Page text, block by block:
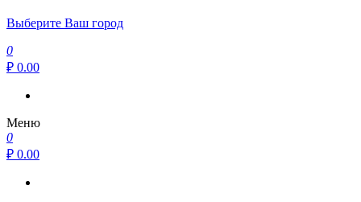
Выберите Ваш город
0
₽ 0.00
Меню
0
₽ 0.00